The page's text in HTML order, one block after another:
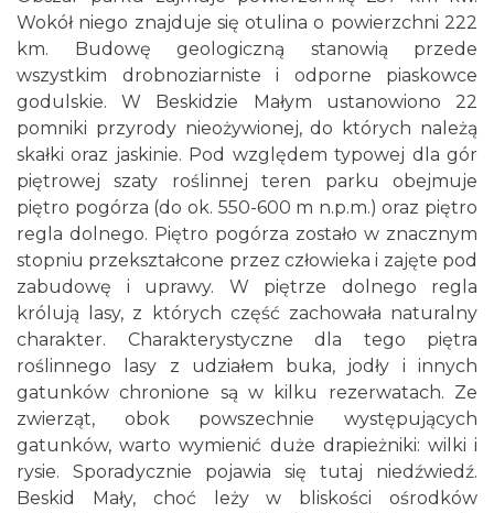
Wokół niego znajduje się otulina o powierzchni 222
km. Budowę geologiczną stanowią przede
wszystkim drobnoziarniste i odporne piaskowce
godulskie. W Beskidzie Małym ustanowiono 22
pomniki przyrody nieożywionej, do których należą
skałki oraz jaskinie. Pod względem typowej dla gór
piętrowej szaty roślinnej teren parku obejmuje
piętro pogórza (do ok. 550-600 m n.p.m.) oraz piętro
regla dolnego. Piętro pogórza zostało w znacznym
stopniu przekształcone przez człowieka i zajęte pod
zabudowę i uprawy. W piętrze dolnego regla
królują lasy, z których część zachowała naturalny
charakter. Charakterystyczne dla tego piętra
roślinnego lasy z udziałem buka, jodły i innych
gatunków chronione są w kilku rezerwatach. Ze
zwierząt, obok powszechnie występujących
gatunków, warto wymienić duże drapieżniki: wilki i
rysie. Sporadycznie pojawia się tutaj niedźwiedź.
Beskid Mały, choć leży w bliskości ośrodków